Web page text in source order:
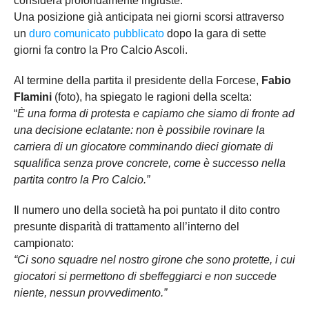
Una posizione già anticipata nei giorni scorsi attraverso
un duro comunicato pubblicato dopo la gara di sette
giorni fa contro la Pro Calcio Ascoli.
Al termine della partita il presidente della Forcese, Fabio
Flamini (foto), ha spiegato le ragioni della scelta:
“È una forma di protesta e capiamo che siamo di fronte ad
una decisione eclatante: non è possibile rovinare la
carriera di un giocatore comminando dieci giornate di
squalifica senza prove concrete, come è successo nella
partita contro la Pro Calcio.”
Il numero uno della società ha poi puntato il dito contro
presunte disparità di trattamento all’interno del
campionato:
“Ci sono squadre nel nostro girone che sono protette, i cui
giocatori si permettono di sbeffeggiarci e non succede
niente, nessun provvedimento.”